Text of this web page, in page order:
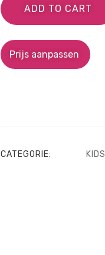
ADD TO CART
Prijs aanpassen
CATEGORIE: KIDS